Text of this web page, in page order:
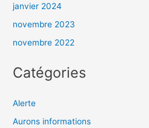
janvier 2024
novembre 2023
novembre 2022
Catégories
Alerte
Aurons informations